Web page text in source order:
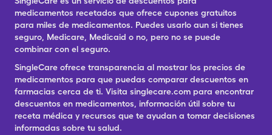
medicamentos recetados que ofrece cupones gratuitos
para miles de medicamentos. Puedes usarlo aun si tienes
seguro, Medicare, Medicaid o no, pero no se puede
combinar con el seguro.
SingleCare ofrece transparencia al mostrar los precios de
medicamentos para que puedas comparar descuentos en
farmacias cerca de ti. Visita singlecare.com para encontrar
descuentos en medicamentos, información útil sobre tu
receta médica y recursos que te ayudan a tomar decisiones
informadas sobre tu salud.